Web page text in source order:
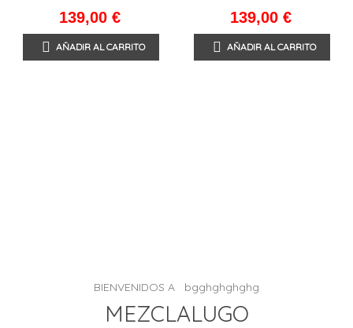
RAINS
139,00 €
AÑADIR AL CARRITO
RAINS
139,00 €
AÑADIR AL CARRITO
BIENVENIDOS A bgghghghghg
MEZCLALUGO